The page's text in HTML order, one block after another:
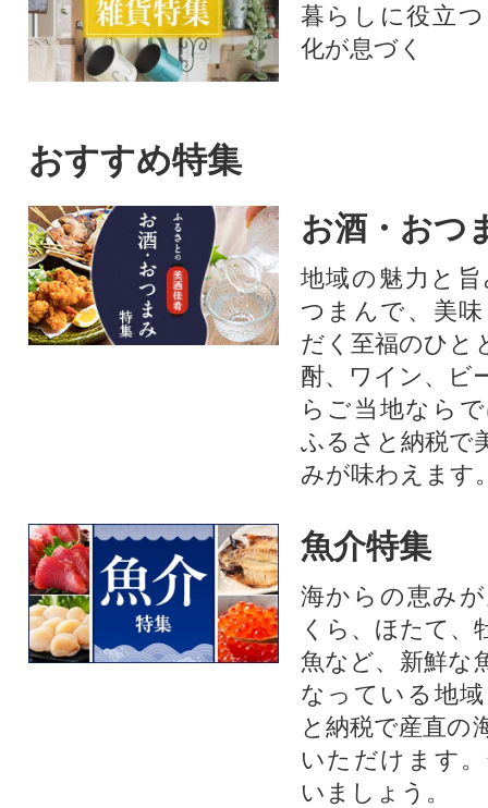
暮らしに役立
化が息づく
おすすめ特集
お酒・おつ
地域の魅力と
つまんで、美
だく至福のひと
酎、ワイン、ビ
らご当地なら
ふるさと納税で
みが味わえます
魚介特集
海からの恵み
くら、ほたて、
魚など、新鮮な
なっている地
と納税で産直の
いただけます
いましょう。